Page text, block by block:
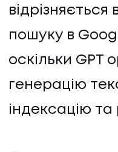
відрізняється
пошуку в
оскільки GPT
генерацію
індексацію